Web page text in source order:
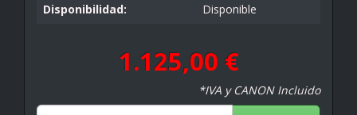
Disponibilidad:
Disponible
1.125,00 €
*IVA y CANON Incluido